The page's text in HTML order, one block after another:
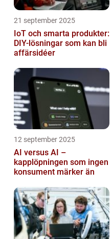
21 september 2025
IoT och smarta produkter:
DIY-lösningar som kan bli
affärsidéer
12 september 2025
AI versus AI –
kapplöpningen som ingen
konsument märker än